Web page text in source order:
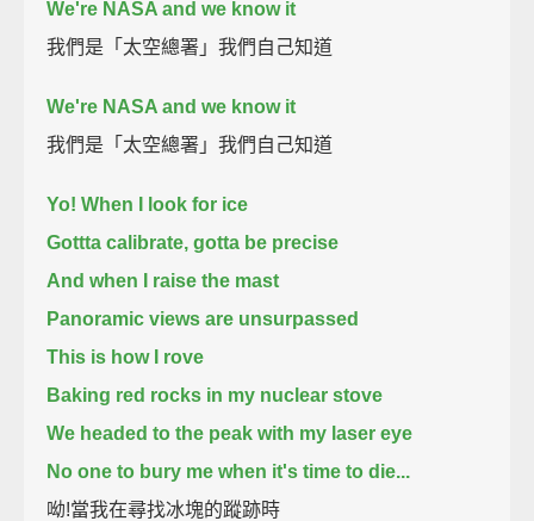
We're NASA and we know it
我們是「太空總署」我們自己知道
We're NASA and we know it
我們是「太空總署」我們自己知道
Yo! When I look for ice
Gottta calibrate, gotta be precise
And when I raise the mast
Panoramic views are unsurpassed
This is how I rove
Baking red rocks in my nuclear stove
We headed to the peak with my laser eye
No one to bury me when it's time to die...
呦!當我在尋找冰塊的蹤跡時